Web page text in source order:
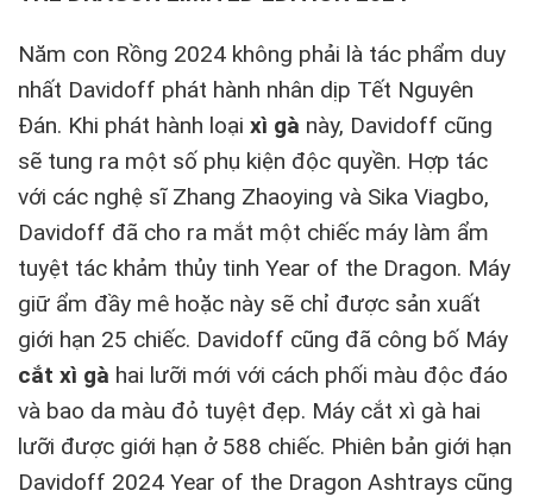
Năm con Rồng 2024 không phải là tác phẩm duy
nhất Davidoff phát hành nhân dịp Tết Nguyên
Đán. Khi phát hành loại xì gà này, Davidoff cũng
sẽ tung ra một số phụ kiện độc quyền. Hợp tác
với các nghệ sĩ Zhang Zhaoying và Sika Viagbo,
Davidoff đã cho ra mắt một chiếc máy làm ẩm
tuyệt tác khảm thủy tinh Year of the Dragon. Máy
giữ ẩm đầy mê hoặc này sẽ chỉ được sản xuất
giới hạn 25 chiếc. Davidoff cũng đã công bố Máy
cắt xì gà hai lưỡi mới với cách phối màu độc đáo
và bao da màu đỏ tuyệt đẹp. Máy cắt xì gà hai
lưỡi được giới hạn ở 588 chiếc. Phiên bản giới hạn
Davidoff 2024 Year of the Dragon Ashtrays cũng